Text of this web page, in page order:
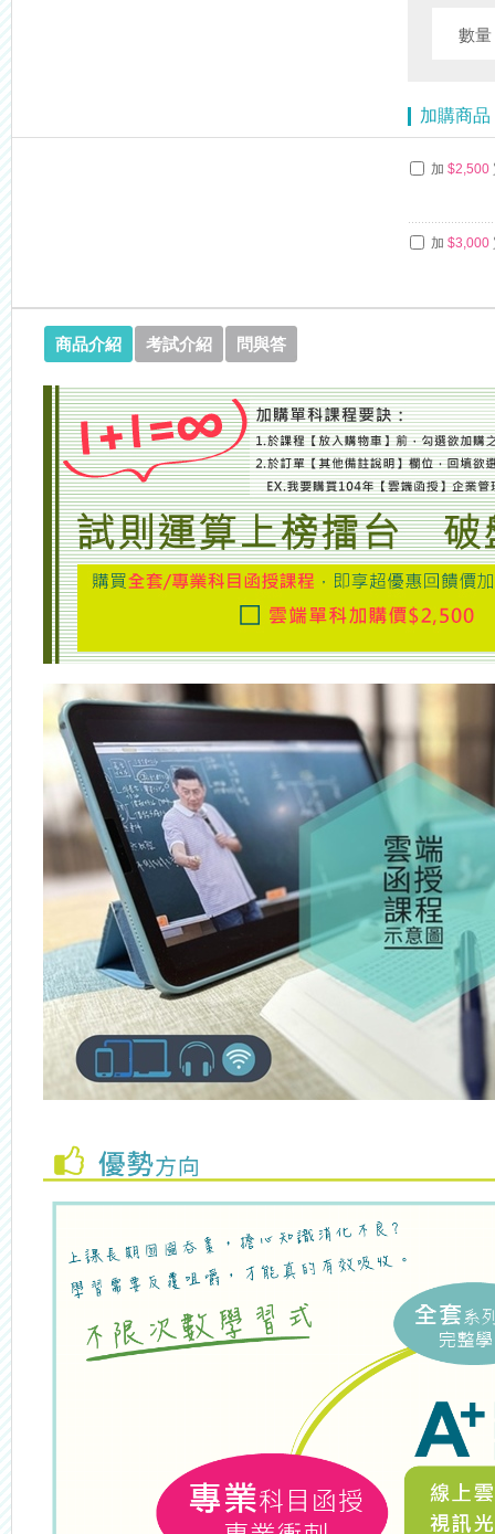
數
加購商品
加 $2,500
加 $3,000
商品介紹 考試介紹 問與答